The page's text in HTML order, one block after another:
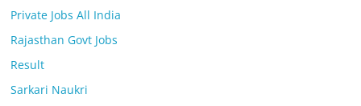
Private Jobs All India
Rajasthan Govt Jobs
Result
Sarkari Naukri